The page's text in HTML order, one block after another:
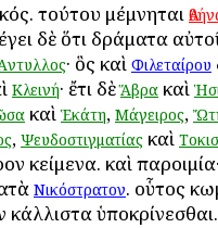
τούτου μέμνηται
δὲ ὅτι δράματα
· ὃς καὶ Φιλεταίρου
Κλεινή· ἔτι δὲἍβρα καὶ
καὶ Ἑκάτη, Μάγειρος,
, Ψευδοστιγματίας καὶ
κείμενα. καὶ
Νικόστρατον. οὗτος
ὑποκρίνεσθαι.